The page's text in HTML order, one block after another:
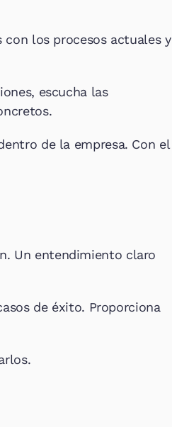
con los procesos actuales y
escucha las
de la empresa. Con el
Un entendimiento claro
de éxito. Proporciona